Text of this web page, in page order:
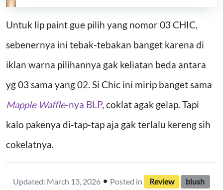
Untuk lip paint gue pilih yang nomor 03 CHIC,
sebenernya ini tebak-tebakan banget karena di
iklan warna pilihannya gak keliatan beda antara
yg 03 sama yang 02. Si Chic ini mirip banget sama
Mapple Waffle-nya BLP, coklat agak gelap. Tapi
kalo pakenya di-tap-tap aja gak terlalu kereng sih
cokelatnya.
Updated: March 13, 2026 • Posted in Review blush